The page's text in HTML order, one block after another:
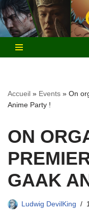
Aller
au
contenu
Accueil » Events » On
Anime Party !
ON
GAAK
Ludwig DevilKing